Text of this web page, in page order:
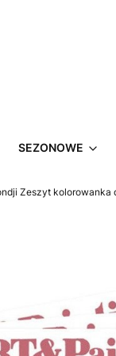
SEZONOWE
Zeszyt kolorowanka